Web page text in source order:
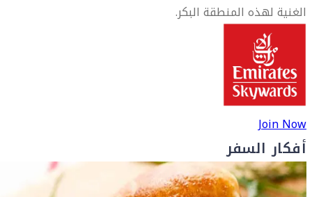
الغنية لهذه المنطقة البكر.
Join Now
أفكار السفر